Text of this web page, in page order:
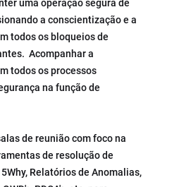
a conscientização e a
todos os bloqueios de
Acompanhar a
todos os processos
na função de
de reunião com foco na
de resolução de
Relatórios de Anomalias,